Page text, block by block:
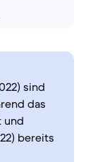
sind
das
und
bereits